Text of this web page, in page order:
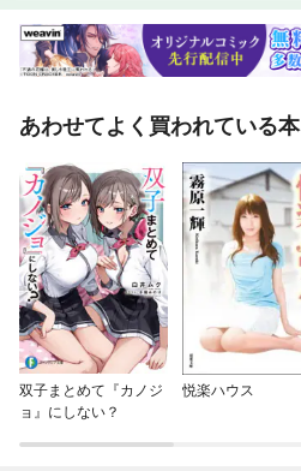
あわせてよく買われている本
双子まとめて『カノジ
ョ』にしない？
悦楽ハウス